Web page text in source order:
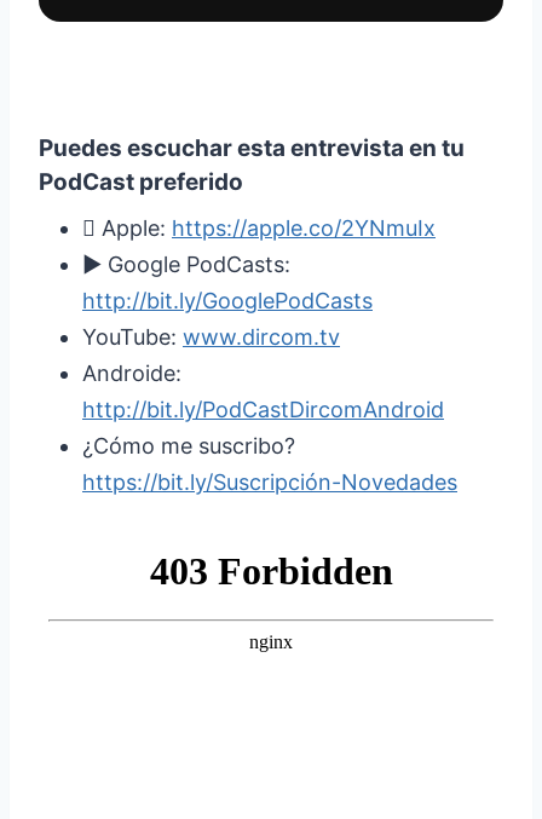
Puedes escuchar esta entrevista en tu
PodCast preferido
 Apple: https://apple.co/2YNmuIx
► Google PodCasts:
http://bit.ly/GooglePodCasts
YouTube: www.dircom.tv
Androide:
http://bit.ly/PodCastDircomAndroid
¿Cómo me suscribo?
https://bit.ly/Suscripción-Novedades